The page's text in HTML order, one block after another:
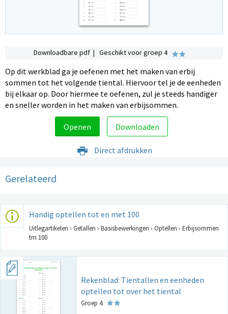
Downloadbare pdf | Geschikt voor groep 4
Op dit werkblad ga je oefenen met het maken van erbij
sommen tot het volgende tiental. Hiervoor tel je de eenheden
bij elkaar op. Door hiermee te oefenen, zul je steeds handiger
en sneller worden in het maken van erbijsommen.
Openen Downloaden
Direct afdrukken
Gerelateerd
Handig optellen tot en met 100
Uitlegartikelen › Getallen › Basisbewerkingen › Optellen › Erbijsommen
tm 100
Rekenblad: Tientallen en eenheden
optellen tot over het tiental
Groep 4